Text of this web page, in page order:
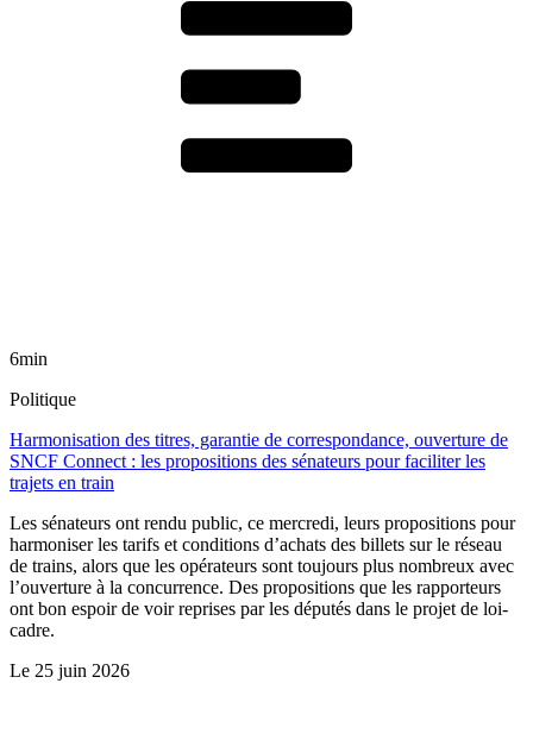
6min
Politique
Harmonisation des titres, garantie de correspondance, ouverture de
SNCF Connect : les propositions des sénateurs pour faciliter les
trajets en train
Les sénateurs ont rendu public, ce mercredi, leurs propositions pour
harmoniser les tarifs et conditions d’achats des billets sur le réseau
de trains, alors que les opérateurs sont toujours plus nombreux avec
l’ouverture à la concurrence. Des propositions que les rapporteurs
ont bon espoir de voir reprises par les députés dans le projet de loi-
cadre.
Le 25 juin 2026